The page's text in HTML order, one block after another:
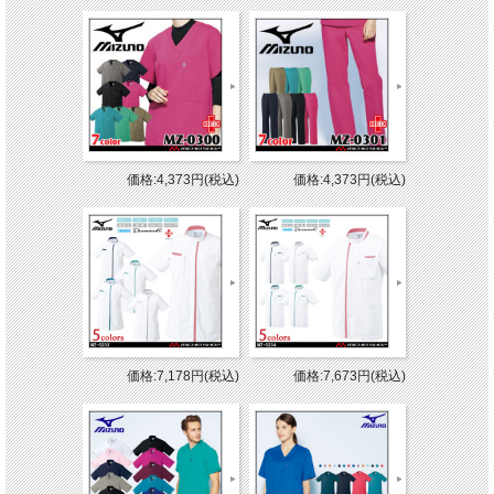
価格:4,373円(税込) 価格:4,373円(税込)
価格:7,178円(税込) 価格:7,673円(税込)